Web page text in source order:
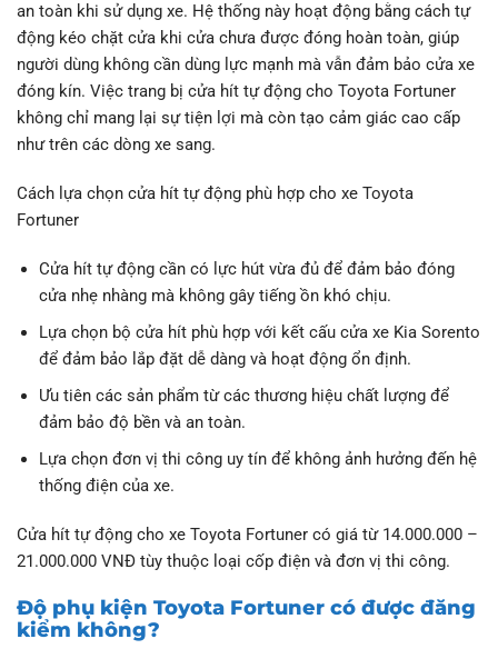
an toàn khi sử dụng xe. Hệ thống này hoạt động bằng cách tự
động kéo chặt cửa khi cửa chưa được đóng hoàn toàn, giúp
người dùng không cần dùng lực mạnh mà vẫn đảm bảo cửa xe
đóng kín. Việc trang bị cửa hít tự động cho Toyota Fortuner
không chỉ mang lại sự tiện lợi mà còn tạo cảm giác cao cấp
như trên các dòng xe sang.
Cách lựa chọn cửa hít tự động phù hợp cho xe Toyota
Fortuner
Cửa hít tự động cần có lực hút vừa đủ để đảm bảo đóng
cửa nhẹ nhàng mà không gây tiếng ồn khó chịu.
Lựa chọn bộ cửa hít phù hợp với kết cấu cửa xe Kia Sorento
để đảm bảo lắp đặt dễ dàng và hoạt động ổn định.
Ưu tiên các sản phẩm từ các thương hiệu chất lượng để
đảm bảo độ bền và an toàn.
Lựa chọn đơn vị thi công uy tín để không ảnh hưởng đến hệ
thống điện của xe.
Cửa hít tự động cho xe Toyota Fortuner có giá từ 14.000.000 –
21.000.000 VNĐ tùy thuộc loại cốp điện và đơn vị thi công.
Độ phụ kiện Toyota Fortuner có được đăng
kiểm không?